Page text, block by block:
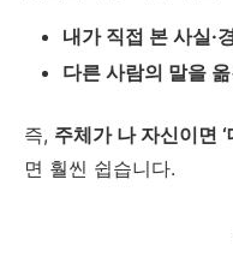
내가 직접 본 사실·
다른 사람의 말을 옮
즉, 주체가 나 자신이면 ‘
면 훨씬 쉽습니다.